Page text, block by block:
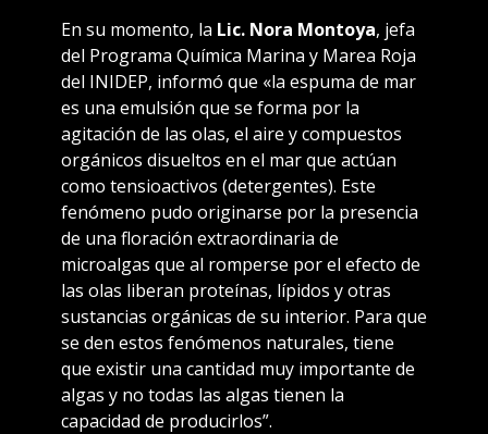
En su momento, la Lic. Nora Montoya, jefa
del Programa Química Marina y Marea Roja
del INIDEP, informó que «la espuma de mar
es una emulsión que se forma por la
agitación de las olas, el aire y compuestos
orgánicos disueltos en el mar que actúan
como tensioactivos (detergentes). Este
fenómeno pudo originarse por la presencia
de una floración extraordinaria de
microalgas que al romperse por el efecto de
las olas liberan proteínas, lípidos y otras
sustancias orgánicas de su interior. Para que
se den estos fenómenos naturales, tiene
que existir una cantidad muy importante de
algas y no todas las algas tienen la
capacidad de producirlos”.